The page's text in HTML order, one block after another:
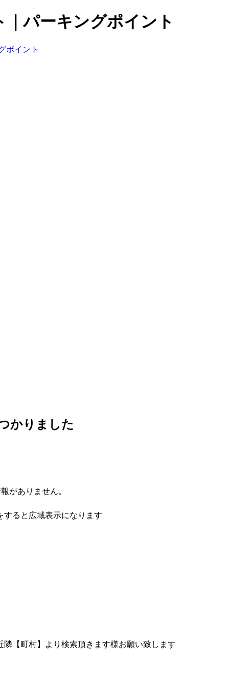
パーキングポイント
ポイント
かりました
がありません。
ると広域表示になります
【町村】より検索頂きます様お願い致します